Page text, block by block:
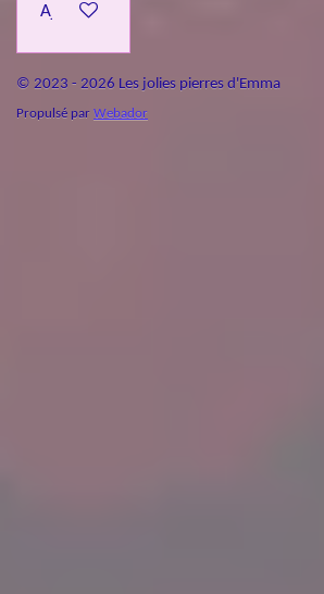
Ajouter au panier
© 2023 - 2026 Les jolies pierres d'Emma
Propulsé par Webador